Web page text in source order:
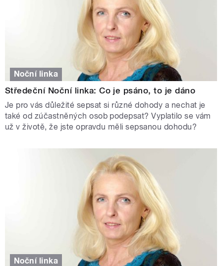
Noční linka
Středeční Noční linka: Co je psáno, to je dáno
Je pro vás důležité sepsat si různé dohody a nechat je
také od zúčastněných osob podepsat? Vyplatilo se vám
už v životě, že jste opravdu měli sepsanou dohodu?
Noční linka